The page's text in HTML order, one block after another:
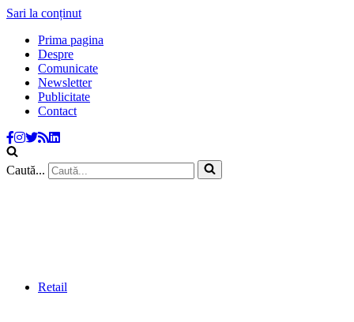
Sari la conținut
Prima pagina
Despre
Comunicate
Newsletter
Publicitate
Contact
Caută...
Retail